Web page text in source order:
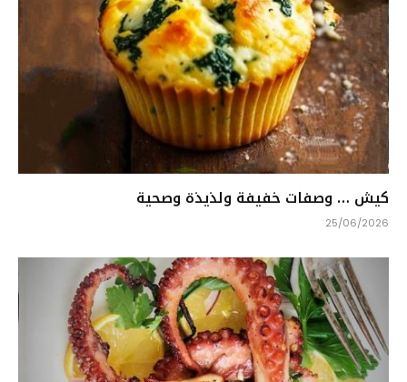
كيش … وصفات خفيفة ولذيذة وصحية
25/06/2026